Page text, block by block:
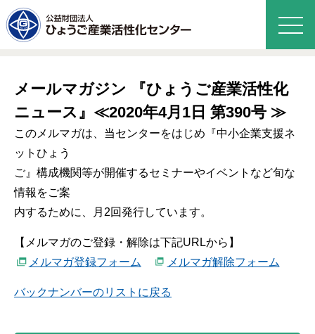
メールマガジン 『ひょうご産業活性化
ニュース』≪2020年4月1日 第390号 ≫
このメルマガは、当センターをはじめ『中小企業支援ネ
ットひょう
ご』構成機関等が開催するセミナーやイベントなど旬な
情報をご案
内するために、月2回発行しています。
【メルマガのご登録・解除は下記URLから】
メルマガ登録フォーム
メルマガ解除フォーム
バックナンバーのリストに戻る